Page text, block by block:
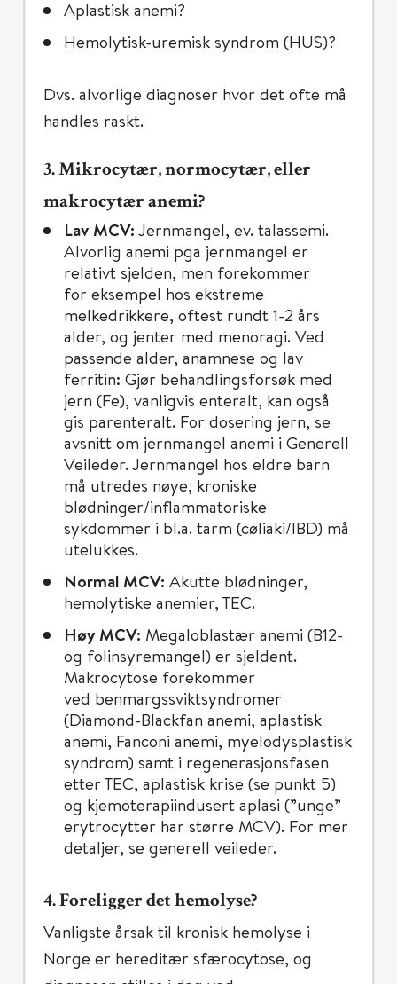
Aplastisk anemi?
Hemolytisk-uremisk syndrom (HUS)?
Dvs. alvorlige diagnoser hvor det ofte må
handles raskt.
3. Mikrocytær, normocytær, eller
makrocytær anemi?
Lav MCV: Jernmangel, ev. talassemi.
Alvorlig anemi pga jernmangel er
relativt sjelden, men forekommer
for eksempel hos ekstreme
melkedrikkere, oftest rundt 1-2 års
alder, og jenter med menoragi. Ved
passende alder, anamnese og lav
ferritin: Gjør behandlingsforsøk med
jern (Fe), vanligvis enteralt, kan også
gis parenteralt. For dosering jern, se
avsnitt om jernmangel anemi i Generell
Veileder. Jernmangel hos eldre barn
må utredes nøye, kroniske
blødninger/inflammatoriske
sykdommer i bl.a. tarm (cøliaki/IBD) må
utelukkes.
Normal MCV: Akutte blødninger,
hemolytiske anemier, TEC.
Høy MCV: Megaloblastær anemi (B12-
og folinsyremangel) er sjeldent.
Makrocytose forekommer
ved benmargssviktsyndromer
(Diamond-Blackfan anemi, aplastisk
anemi, Fanconi anemi, myelodysplastisk
syndrom) samt i regenerasjonsfasen
etter TEC, aplastisk krise (se punkt 5)
og kjemoterapiindusert aplasi (”unge”
erytrocytter har større MCV). For mer
detaljer, se generell veileder.
4. Foreligger det hemolyse?
Vanligste årsak til kronisk hemolyse i
Norge er hereditær sfærocytose, og